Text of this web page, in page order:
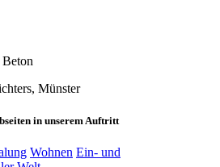
Beton
Münster
in unserem Auftritt
Wohnen Ein- und